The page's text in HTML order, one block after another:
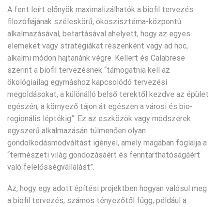
A fent leírt előnyök maximalizálhatók a biofil tervezés
filozófiájának széleskörű, ökoszisztéma-központú
alkalmazásával, betartásával ahelyett, hogy az egyes
elemeket vagy stratégiákat részenként vagy ad hoc,
alkalmi módon hajtanánk végre. Kellert és Calabrese
szerint a biofil tervezésnek “támogatnia kell az
ökológiailag egymáshoz kapcsolódó tervezési
megoldásokat, a különálló belső terektől kezdve az épület
egészén, a környező tájon át egészen a városi és bio-
regionális léptékig”. Ez az eszközök vagy módszerek
egyszerű alkalmazásán túlmenően olyan
gondolkodásmódváltást igényel, amely magában foglalja a
“természeti világ gondozásáért és fenntarthatóságáért
való felelősségvállalást”.
Az, hogy egy adott építési projektben hogyan valósul meg
a biofil tervezés, számos tényezőtől függ, például a